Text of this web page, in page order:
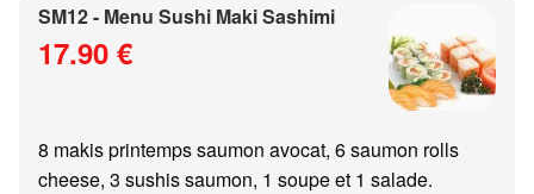
SM12 - Menu Sushi Maki Sashimi
17.90 €
8 makis printemps saumon avocat, 6 saumon rolls
cheese, 3 sushis saumon, 1 soupe et 1 salade.